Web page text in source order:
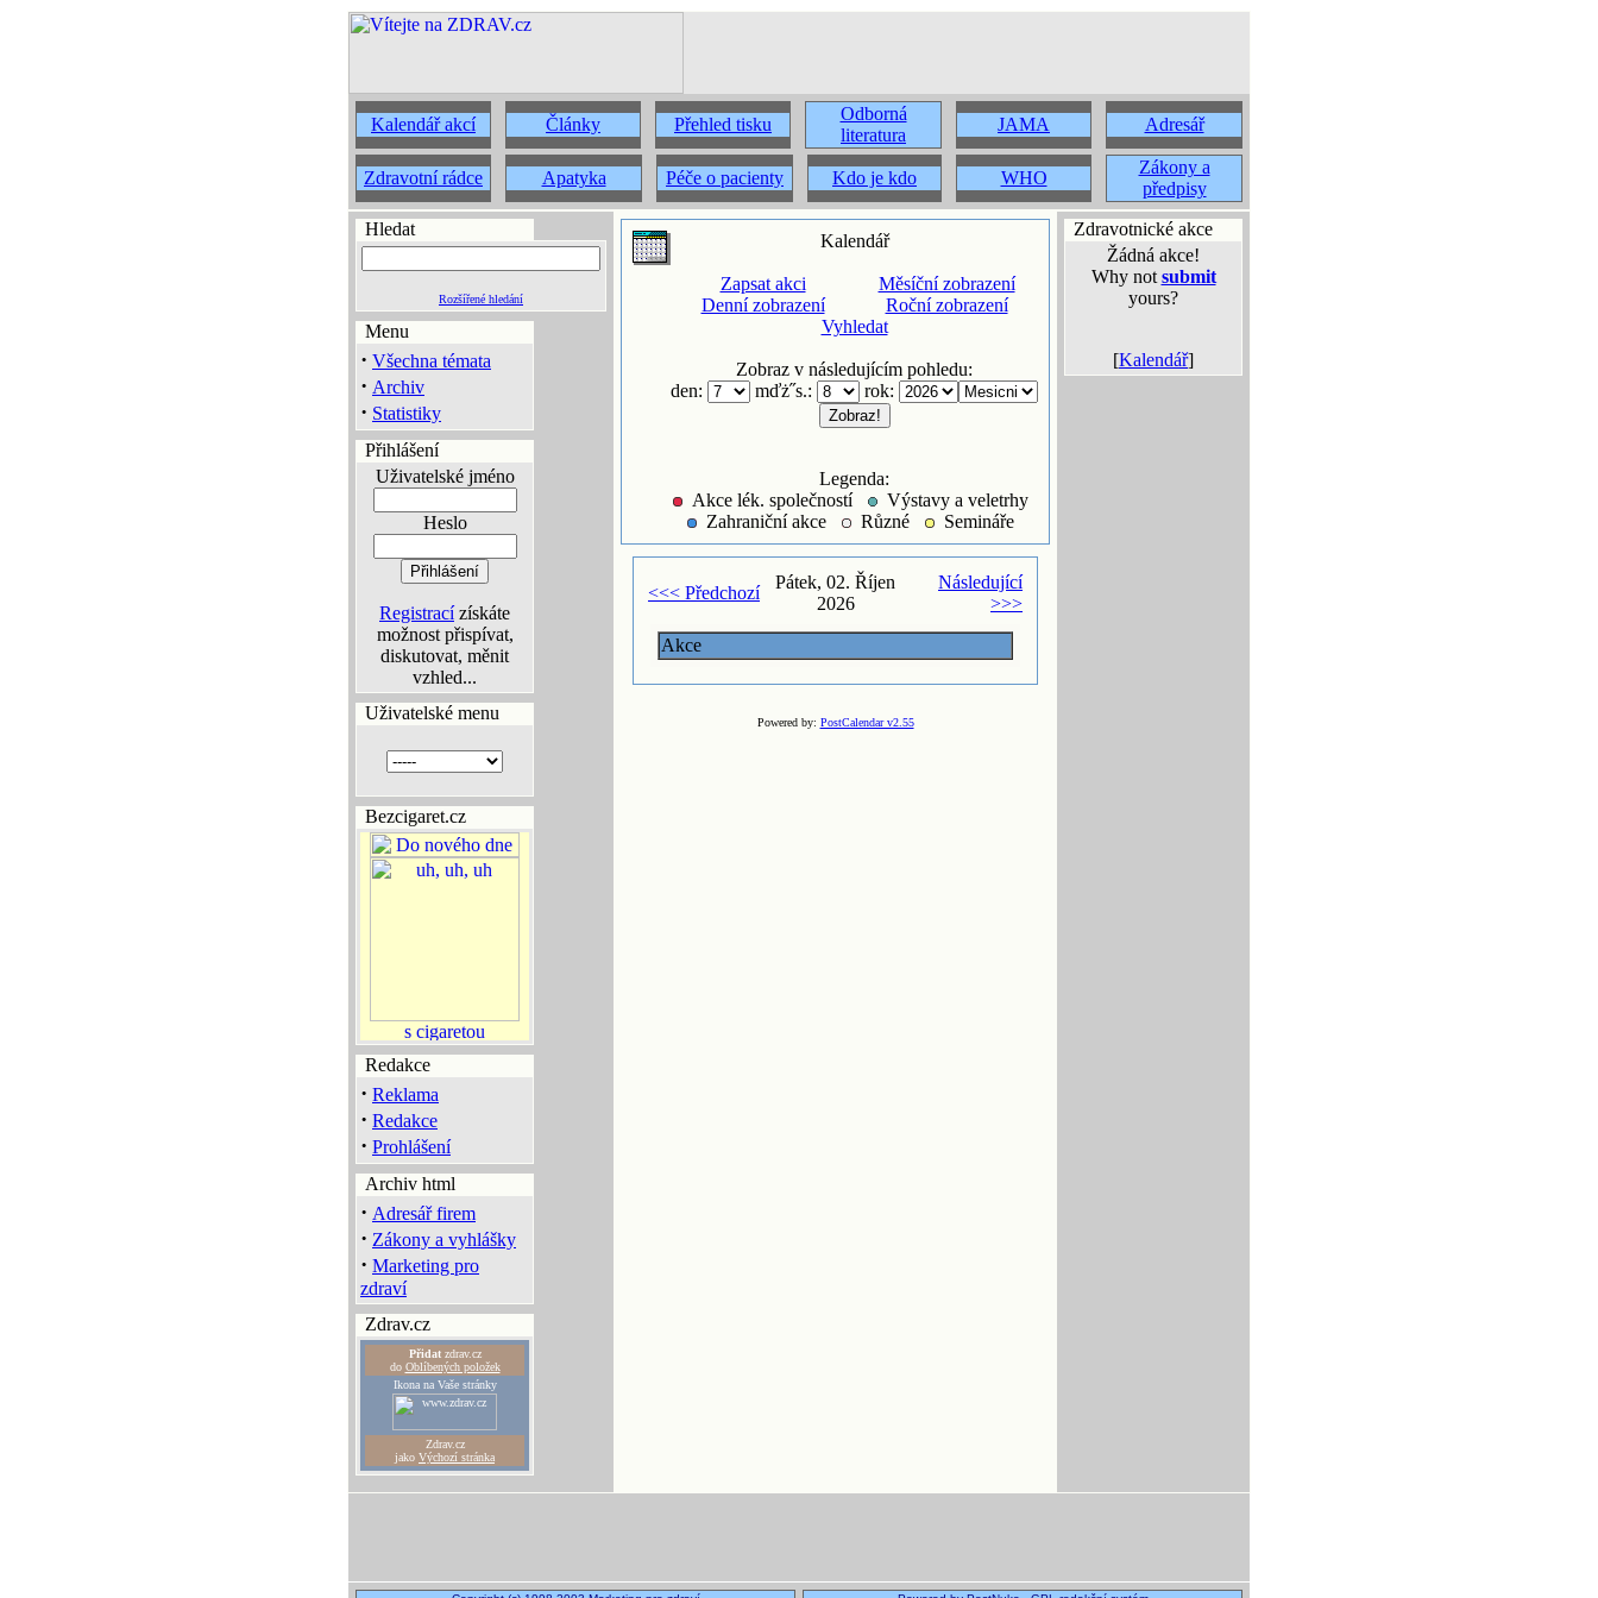
Kalendář akcí Články Přehled tisku
Odborná
literatura
JAMA Adresář
Zdravotní rádce Apatyka Péče o pacienty Kdo je kdo WHO
Zákony a
předpisy
Hledat
Rozšířené hledání
Menu
· Všechna témata
· Archiv
· Statistiky
Přihlášení
Uživatelské jméno
Heslo
Registracízískáte
možnost přispívat,
diskutovat, měnit
vzhled...
Uživatelské menu
Bezcigaret.cz
Redakce
· Reklama
· Redakce
· Prohlášení
Archiv html
· Adresář firem
· Zákony a vyhlášky
· Marketing pro
zdraví
Zdrav.cz
Přidatzdrav.cz
do Oblíbených položek
Ikona na Vaše stránky
Zdrav.cz
jako Výchozí stránka
Kalendář
Zapsat akci
Denní zobrazení
Měsíční zobrazení
Roční zobrazení
Vyhledat
Zobraz v následujícím pohledu:
den:
mďż˝s.: rok:
Legenda:
Akce lék. společností
Výstavy a veletrhy
Zahraniční akce
Různé Semináře
<<< Předchozí
Pátek, 02. Říjen
2026
Následující
>>>
Akce
Powered by: PostCalendar v2.55
Zdravotnické akce
Žádná akce!
Why not submit
yours?
[Kalendář]